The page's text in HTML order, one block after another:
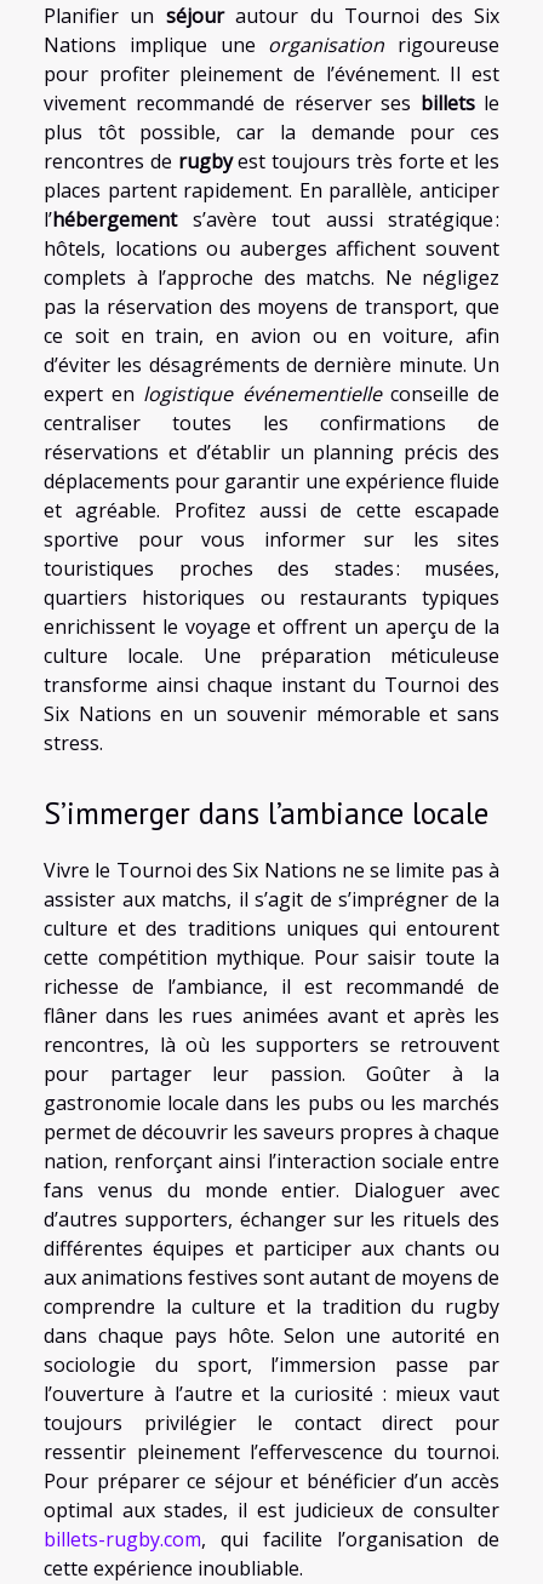
Planifier un séjourautour du Tournoi des Six
Nations implique une organisation rigoureuse
pour profiter pleinement de l’événement. Il est
vivement recommandé de réserver ses billetsle
plus tôt possible, car la demande pour ces
rencontres de rugbyest toujours très forte et les
places partent rapidement. En parallèle, anticiper
l’hébergements’avère tout aussi stratégique :
hôtels, locations ou auberges affichent souvent
complets à l’approche des matchs. Ne négligez
pas la réservation des moyens de transport, que
ce soit en train, en avion ou en voiture, afin
d’éviter les désagréments de dernière minute. Un
expert en logistique événementielleconseille de
centraliser toutes les confirmations de
réservations et d’établir un planning précis des
déplacements pour garantir une expérience fluide
et agréable. Profitez aussi de cette escapade
sportive pour vous informer sur les sites
touristiques proches des stades : musées,
quartiers historiques ou restaurants typiques
enrichissent le voyage et offrent un aperçu de la
culture locale. Une préparation méticuleuse
transforme ainsi chaque instant du Tournoi des
Six Nations en un souvenir mémorable et sans
stress.
S’immerger dans l’ambiance locale
Vivre le Tournoi des Six Nations ne se limite pas à
assister aux matchs, il s’agit de s’imprégner de la
culture et des traditions uniques qui entourent
cette compétition mythique. Pour saisir toute la
richesse de l’ambiance, il est recommandé de
flâner dans les rues animées avant et après les
rencontres, là où les supporters se retrouvent
pour partager leur passion. Goûter à la
gastronomie locale dans les pubs ou les marchés
permet de découvrir les saveurs propres à chaque
nation, renforçant ainsi l’interaction sociale entre
fans venus du monde entier. Dialoguer avec
d’autres supporters, échanger sur les rituels des
différentes équipes et participer aux chants ou
aux animations festives sont autant de moyens de
comprendre la culture et la tradition du rugby
dans chaque pays hôte. Selon une autorité en
sociologie du sport, l’immersion passe par
l’ouverture à l’autre et la curiosité : mieux vaut
toujours privilégier le contact direct pour
ressentir pleinement l’effervescence du tournoi.
Pour préparer ce séjour et bénéficier d’un accès
optimal aux stades, il est judicieux de consulter
billets-rugby.com, qui facilite l’organisation de
cette expérience inoubliable.